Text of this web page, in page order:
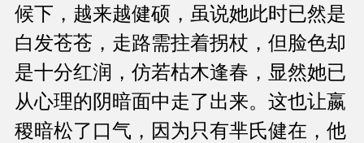
候下，越来越健硕，虽说她此时已然是
白发苍苍，走路需拄着拐杖，但脸色却
是十分红润，仿若枯木逢春，显然她已
从心理的阴暗面中走了出来。这也让嬴
稷暗松了口气，因为只有芈氏健在，他